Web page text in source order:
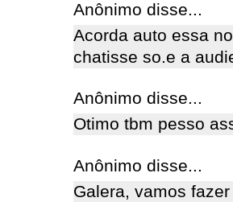
Anônimo disse...
Acorda auto essa
chatisse so.e a
Anônimo disse...
Otimo tbm pesso
Anônimo disse...
Galera, vamos